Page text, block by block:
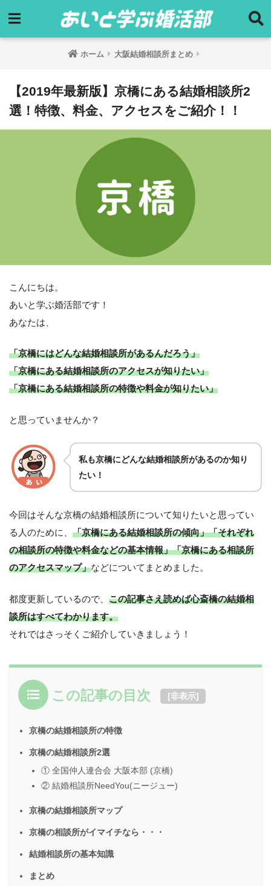
ホーム 大阪結婚相談所まとめ
【2019年最新版】京橋にある結婚相談所2
選！特徴、料金、アクセスをご紹介！！
こんにちは。
あいと学ぶ婚活部です！
あなたは、
「京橋にはどんな結婚相談所があるんだろう」
「京橋にある結婚相談所のアクセスが知りたい」
「京橋にある結婚相談所の特徴や料金が知りたい」
と思っていませんか？
私も京橋にどんな結婚相談所があるのか知り
たい！
今回はそんな京橋の結婚相談所について知りたいと思ってい
る人のために、 「京橋にある結婚相談所の傾向」「それぞれ
の相談所の特徴や料金などの基本情報」「京橋にある相談所
のアクセスマップ」などについてまとめました。
都度更新しているので、 この記事さえ読めば心斎橋の結婚相
談所はすべてわかります。
それではさっそくご紹介していきましょう！
この記事の目次 [非表示]
京橋の結婚相談所の特徴
京橋の結婚相談所2選
① 全国仲人連合会 大阪本部 (京橋)
② 結婚相談所NeedYou(ニージュー)
京橋の結婚相談所マップ
京橋の相談所がイマイチなら・・・
結婚相談所の基本知識
まとめ